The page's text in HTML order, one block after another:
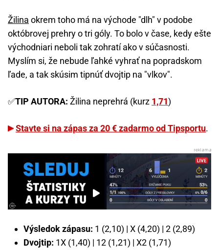
Žilina okrem toho má na východe "dlh" v podobe
októbrovej prehry o tri góly. To bolo v čase, kedy ešte
východniari neboli tak zohratí ako v súčasnosti.
Myslím si, že nebude ľahké vyhrať na popradskom
ľade, a tak skúsim tipnúť dvojtip na "vlkov".
✅TIP AUTORA: Žilina neprehrá (kurz 1,71)
Stavte si na zápas za 20 € zadarmo od Tipsportu.
Výsledok zápasu: 1 (2,10) | X (4,20) | 2 (2,89)
Dvojtip: 1X (1,40) | 12 (1,21) | X2 (1,71)